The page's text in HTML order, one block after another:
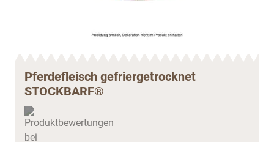
Pferdefleisch gefriergetrocknet
STOCKBARF®